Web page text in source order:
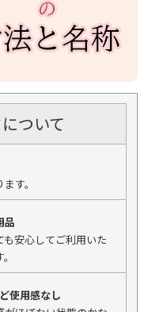
ついて
す。
品
も安心してご利用いた
使用感なし